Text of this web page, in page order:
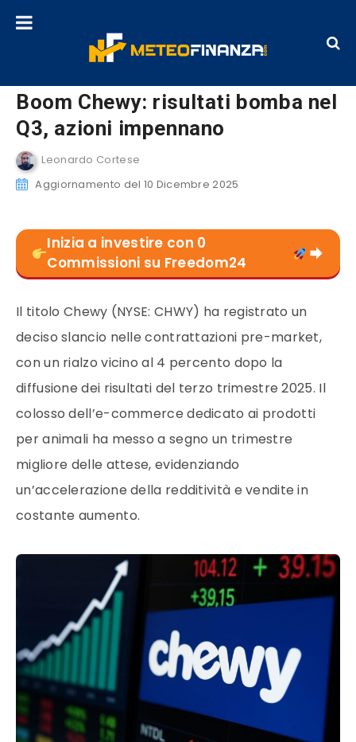
Boom Chewy: risultati bomba nel
Q3, azioni impennano
Leonardo Cortese
Aggiornamento del 10 Dicembre 2025
Inizia a investire con 0
Commissioni su Freedom24
Il titolo Chewy (NYSE: CHWY) ha registrato un
deciso slancio nelle contrattazioni pre-market,
con un rialzo vicino al 4 percento dopo la
diffusione dei risultati del terzo trimestre 2025. Il
colosso dell’e-commerce dedicato ai prodotti
per animali ha messo a segno un trimestre
migliore delle attese, evidenziando
un’accelerazione della redditività e vendite in
costante aumento.